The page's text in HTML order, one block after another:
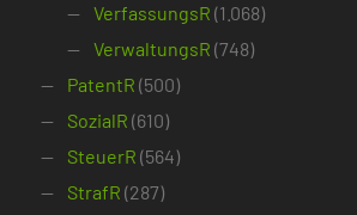
VerfassungsR (1.068)
VerwaltungsR (748)
PatentR (500)
SozialR (610)
SteuerR (564)
StrafR (287)